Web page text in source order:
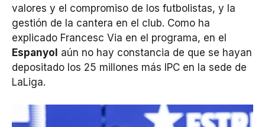
valores y el compromiso de los futbolistas, y la
gestión de la cantera en el club. Como ha
explicado Francesc Via en el programa, en el
Espanyol aún no hay constancia de que se hayan
depositado los 25 millones más IPC en la sede de
LaLiga.